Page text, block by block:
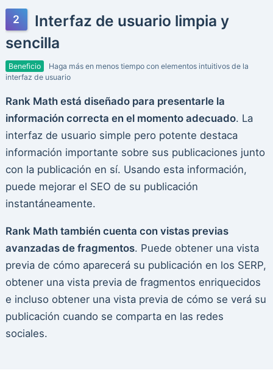
Interfaz de usuario limpia y
sencilla
Beneficio
Haga más en menos tiempo con elementos intuitivos de la
interfaz de usuario
Rank Math está diseñado para presentarle la
información correcta en el momento adecuado. La
interfaz de usuario simple pero potente destaca
información importante sobre sus publicaciones junto
con la publicación en sí. Usando esta información,
puede mejorar el SEO de su publicación
instantáneamente.
Rank Math también cuenta con vistas previas
avanzadas de fragmentos. Puede obtener una vista
previa de cómo aparecerá su publicación en los SERP,
obtener una vista previa de fragmentos enriquecidos
e incluso obtener una vista previa de cómo se verá su
publicación cuando se comparta en las redes
sociales.